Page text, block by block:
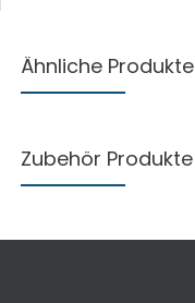
Ähnliche Produkte
Zubehör Produkte